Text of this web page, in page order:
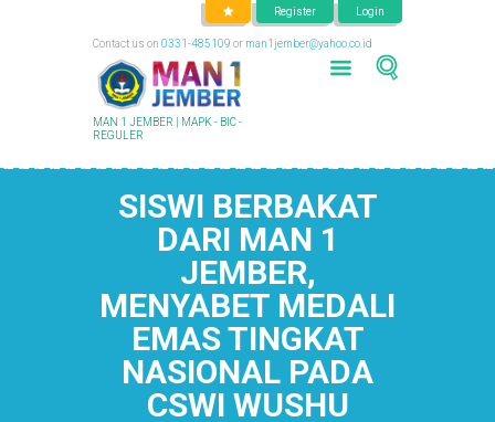
Register Login
Contact us on 0331-485109 or man1jember@yahoo.co.id
MAN 1 JEMBER | MAPK - BIC -
REGULER
SISWI BERBAKAT
DARI MAN 1
JEMBER,
MENYABET MEDALI
EMAS TINGKAT
NASIONAL PADA
CSWI WUSHU